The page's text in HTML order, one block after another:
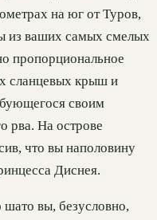
на юг от Туров,
из ваших самых смелых
пропорциональное
сланцевых крыш и
своим
рва. На острове
что вы наполовину
Диснея.
вы, безусловно,